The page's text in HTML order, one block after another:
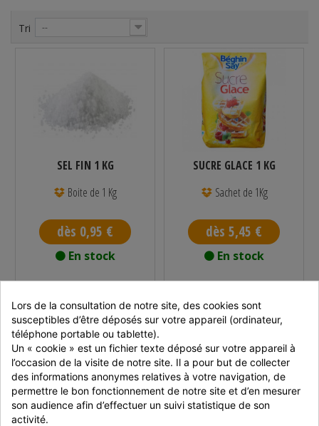
Tri --
SEL FIN 1 KG
Boite de 1 Kg
dès 0,95 €
En stock
Vendu par
Distram
SUCRE GLACE 1 KG
Sachet de 1Kg
dès 5,45 €
En stock
Vendu par
Distram
Lors de la consultation de notre site, des cookies sont
susceptibles d’être déposés sur votre appareil (ordinateur,
téléphone portable ou tablette).
Un « cookie » est un fichier texte déposé sur votre appareil à
l’occasion de la visite de notre site. Il a pour but de collecter
des informations anonymes relatives à votre navigation, de
permettre le bon fonctionnement de notre site et d’en mesurer
son audience afin d’effectuer un suivi statistique de son
activité.